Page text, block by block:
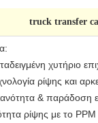
truck transfer
χυτήριο
ρίψης και
& παράδοση
ρίψης με το